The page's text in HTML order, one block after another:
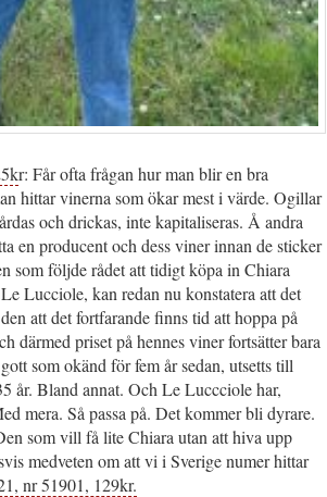
r: Får ofta frågan hur man blir en bra
hittar vinerna som ökar mest i värde. Ogillar
och drickas, inte kapitaliseras. Å andra
en producent och dess viner innan de sticker
som följde rådet att tidigt köpa in Chiara
Lucciole, kan redan nu konstatera att det
att det fortfarande finns tid att hoppa på
därmed priset på hennes viner fortsätter bara
som okänd för fem år sedan, utsetts till
år. Bland annat. Och Le Luccciole har,
mera. Så passa på. Det kommer bli dyrare.
som vill få lite Chiara utan att hiva upp
medveten om att vi i Sverige numer hittar
nr 51901, 129kr.